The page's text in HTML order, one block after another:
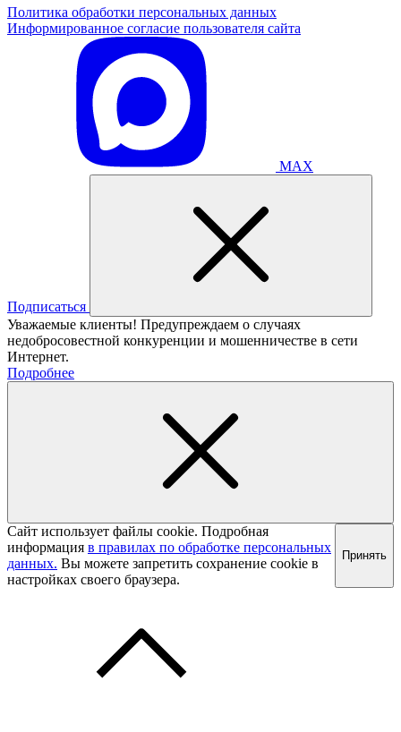
Политика обработки персональных данных
Информированное согласие пользователя сайта
MAX
Подписаться
Уважаемые клиенты! Предупреждаем о случаях
недобросовестной конкуренции и мошенничестве в сети
Интернет.
Подробнее
Сайт использует файлы cookie. Подробная
информация в правилах по обработке персональных
данных. Вы можете запретить сохранение cookie в
настройках своего браузера.
Принять